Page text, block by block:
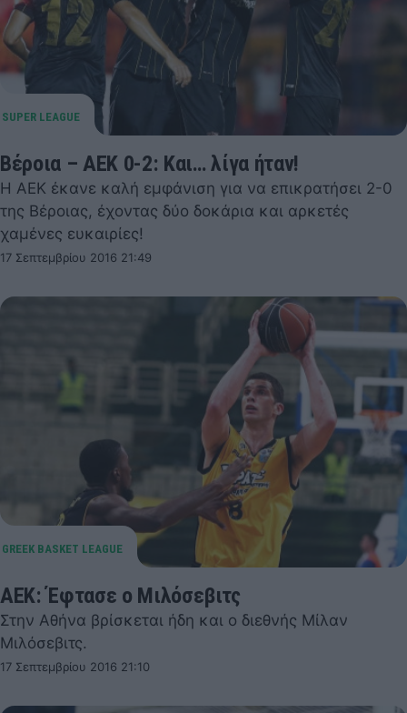
Βέροια – ΑΕΚ 0-2: Και… λίγα ήταν!
Η ΑΕΚ έκανε καλή εμφάνιση για να επικρατήσει 2-0
της Βέροιας, έχοντας δύο δοκάρια και αρκετές
χαμένες ευκαιρίες!
17 Σεπτεμβρίου 2016 21:49
ΑΕΚ: Έφτασε ο Μιλόσεβιτς
Στην Αθήνα βρίσκεται ήδη και ο διεθνής Μίλαν
Μιλόσεβιτς.
17 Σεπτεμβρίου 2016 21:10